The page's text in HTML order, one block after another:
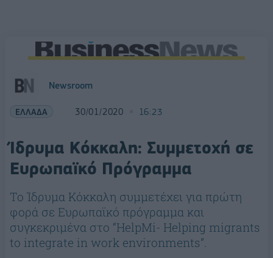
Newsroom
ΕΛΛΑΔΑ 30/01/2020 16:23
Ίδρυμα Κόκκαλη: Συμμετοχή σε
Ευρωπαϊκό Πρόγραμμα
Το Ίδρυμα Κόκκαλη συμμετέχει για πρώτη
φορά σε Ευρωπαϊκό πρόγραμμα και
συγκεκριμένα στο “HelpMi- Helping migrants
to integrate in work environments”.